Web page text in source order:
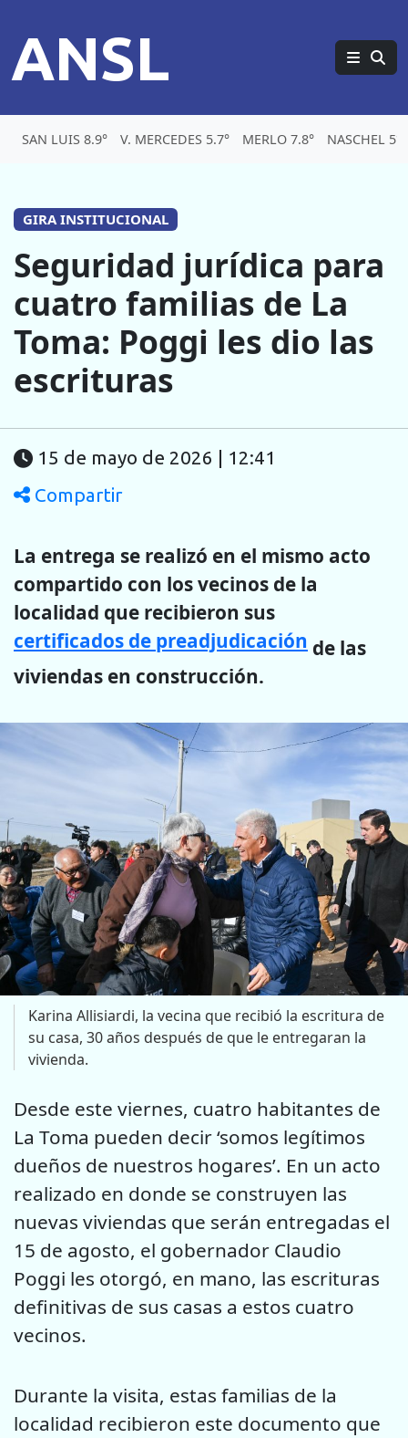
ANSL
SAN LUIS 8.9° V. MERCEDES 5.7° MERLO 7.8° NASCHEL 5°
GIRA INSTITUCIONAL
Seguridad jurídica para
cuatro familias de La
Toma: Poggi les dio las
escrituras
15 de mayo de 2026 | 12:41
Compartir
La entrega se realizó en el mismo acto
compartido con los vecinos de la
localidad que recibieron sus
certificados de preadjudicación de las
viviendas en construcción.
Karina Allisiardi, la vecina que recibió la escritura de
su casa, 30 años después de que le entregaran la
vivienda.
Desde este viernes, cuatro habitantes de
La Toma pueden decir ‘somos legítimos
dueños de nuestros hogares’. En un acto
realizado en donde se construyen las
nuevas viviendas que serán entregadas el
15 de agosto, el gobernador Claudio
Poggi les otorgó, en mano, las escrituras
definitivas de sus casas a estos cuatro
vecinos.
Durante la visita, estas familias de la
localidad recibieron este documento que